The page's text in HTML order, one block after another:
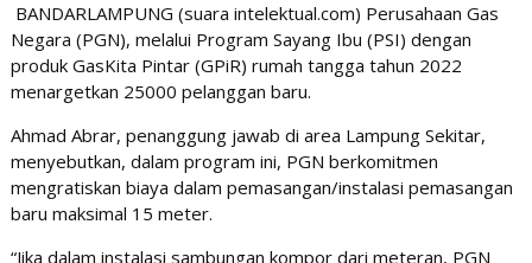
BANDARLAMPUNG (suara intelektual.com) Perusahaan Gas
Negara (PGN), melalui Program Sayang Ibu (PSI) dengan
produk GasKita Pintar (GPiR) rumah tangga tahun 2022
menargetkan 25000 pelanggan baru.
Ahmad Abrar, penanggung jawab di area Lampung Sekitar,
menyebutkan, dalam program ini, PGN berkomitmen
mengratiskan biaya dalam pemasangan/instalasi pemasangan
baru maksimal 15 meter.
“Jika dalam instalasi sambungan kompor dari meteran, PGN